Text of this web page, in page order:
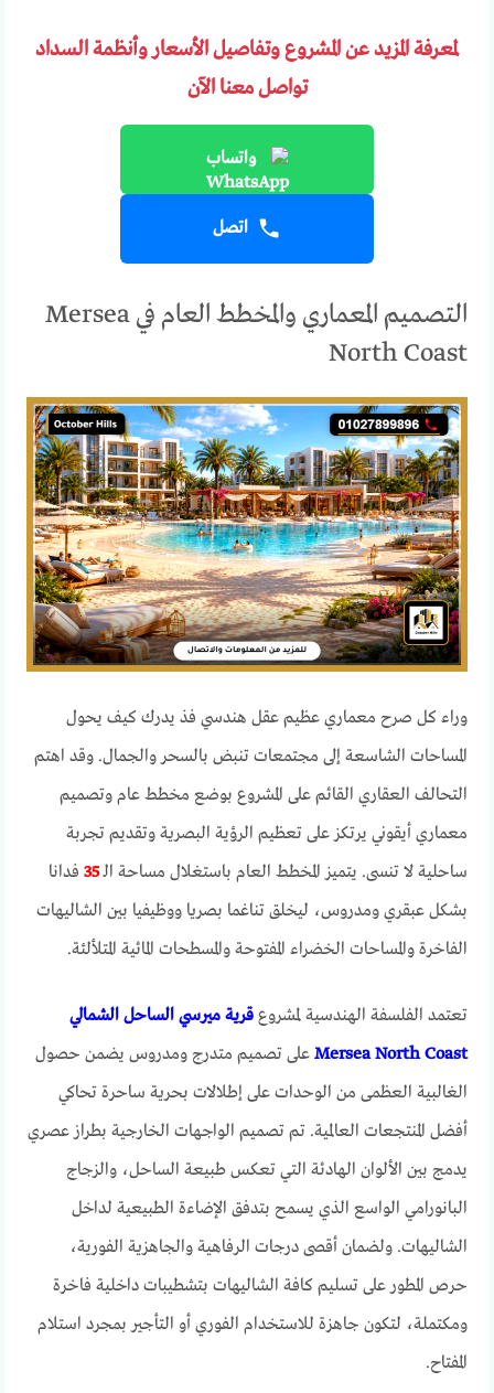
لمعرفة المزيد عن المشروع وتفاصيل الأسعار وأنظمة السداد
تواصل معنا الآن
واتساب
اتصل
التصميم المعماري والمخطط العام في Mersea
North Coast
وراء كل صرح معماري عظيم عقل هندسي فذ يدرك كيف يحول
المساحات الشاسعة إلى مجتمعات تنبض بالسحر والجمال. وقد اهتم
التحالف العقاري القائم على المشروع بوضع مخطط عام وتصميم
معماري أيقوني يرتكز على تعظيم الرؤية البصرية وتقديم تجربة
ساحلية لا تنسى. يتميز المخطط العام باستغلال مساحة الـ35 فدانا
بشكل عبقري ومدروس، ليخلق تناغما بصريا ووظيفيا بين الشاليهات
الفاخرة والمساحات الخضراء المفتوحة والمسطحات المائية المتلألئة.
تعتمد الفلسفة الهندسية لمشروعقرية ميرسي الساحل الشمالي
Mersea North Coast على تصميم متدرج ومدروس يضمن حصول
الغالبية العظمى من الوحدات على إطلالات بحرية ساحرة تحاكي
أفضل المنتجعات العالمية. تم تصميم الواجهات الخارجية بطراز عصري
يدمج بين الألوان الهادئة التي تعكس طبيعة الساحل، والزجاج
البانورامي الواسع الذي يسمح بتدفق الإضاءة الطبيعية لداخل
الشاليهات. ولضمان أقصى درجات الرفاهية والجاهزية الفورية،
حرص المطور على تسليم كافة الشاليهات بتشطيبات داخلية فاخرة
ومكتملة، لتكون جاهزة للاستخدام الفوري أو التأجير بمجرد استلام
المفتاح.